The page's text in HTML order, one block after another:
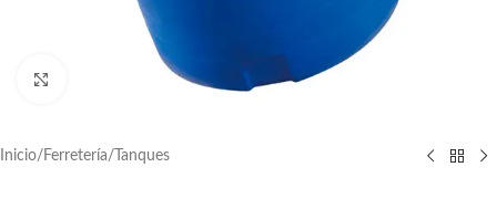
Inicio/ Ferretería/ Tanques